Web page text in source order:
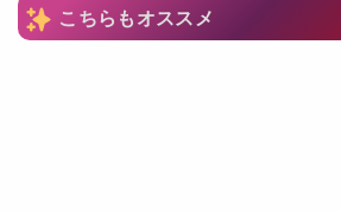
こちらもオススメ